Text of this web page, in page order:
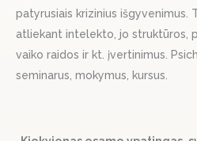
patyrusiais krizinius išgyvenimus.
atliekant intelekto, jo struktūros,
vaiko raidos ir kt. įvertinimus.
seminarus, mokymus, kursus.